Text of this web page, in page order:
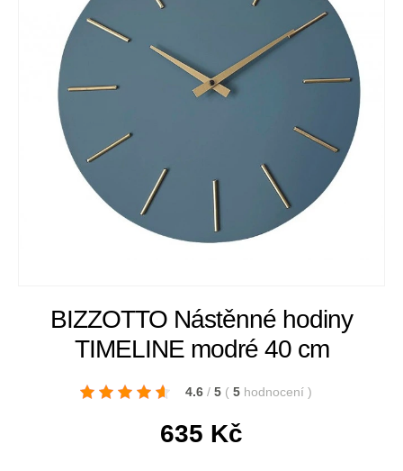
BIZZOTTO Nástěnné hodiny
TIMELINE modré 40 cm
4.6 / 5 ( 5 hodnocení )
635 Kč